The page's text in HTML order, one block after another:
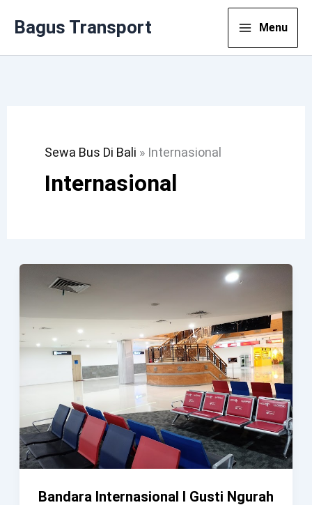
Bagus Transport Menu
Sewa Bus Di Bali » Internasional
Internasional
Bandara Internasional I Gusti Ngurah